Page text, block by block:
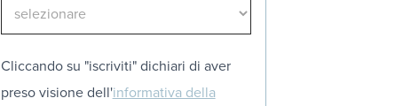
Cliccando su "iscriviti" dichiari di aver
preso visione dell'informativa della